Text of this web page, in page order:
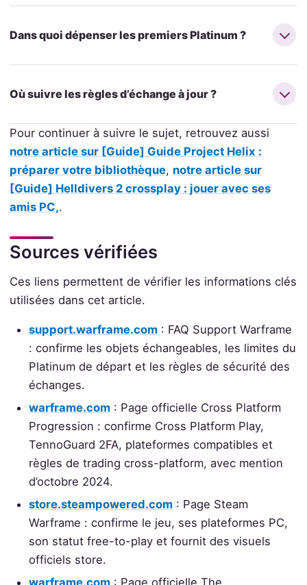
Dans quoi dépenser les premiers Platinum ?
Où suivre les règles d’échange à jour ?
Pour continuer à suivre le sujet, retrouvez aussi
notre article sur [Guide] Guide Project Helix :
préparer votre bibliothèque, notre article sur
[Guide] Helldivers 2 crossplay : jouer avec ses
amis PC,.
Sources vérifiées
Ces liens permettent de vérifier les informations clés
utilisées dans cet article.
support.warframe.com : FAQ Support Warframe
: confirme les objets échangeables, les limites du
Platinum de départ et les règles de sécurité des
échanges.
warframe.com : Page officielle Cross Platform
Progression : confirme Cross Platform Play,
TennoGuard 2FA, plateformes compatibles et
règles de trading cross-platform, avec mention
d’octobre 2024.
store.steampowered.com : Page Steam
Warframe : confirme le jeu, ses plateformes PC,
son statut free-to-play et fournit des visuels
officiels store.